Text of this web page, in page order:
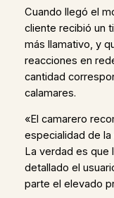
Cuando llegó el
cliente recibió un
más llamativo, y
reacciones en
cantidad
calamares.
«El camarero
especialidad de
La verdad es que
detallado el
parte el elevado